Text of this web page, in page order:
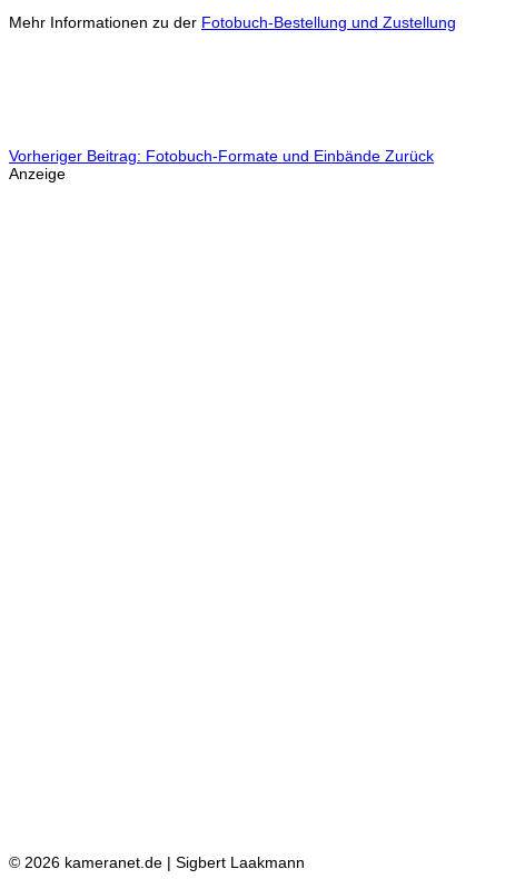
Mehr Informationen zu der Fotobuch-Bestellung und Zustellung
Vorheriger Beitrag: Fotobuch-Formate und Einbände Zurück
Anzeige
© 2026 kameranet.de | Sigbert Laakmann